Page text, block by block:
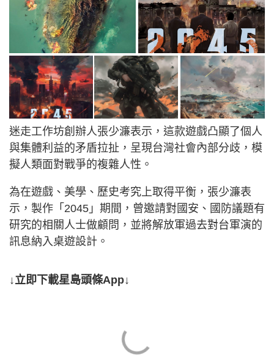
迷走工作坊創辦人張少濂表示，這款遊戲凸顯了個人
與集體利益的矛盾拉扯，呈現台灣社會內部分歧，模
擬人類面對戰爭的複雜人性。
為在遊戲、美學、歷史考究上取得平衡，張少濂表
示，製作「2045」期間，曾邀請對國安、國防議題有
研究的相關人士做顧問，並將解放軍過去對台軍演的
訊息納入桌遊設計。
↓立即下載星島頭條App↓